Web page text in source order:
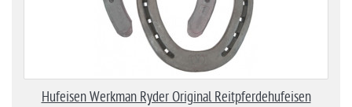
Hufeisen Werkman Ryder Original Reitpferdehufeisen